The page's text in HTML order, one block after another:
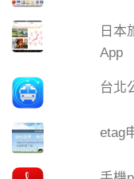
日本
App
台北
etag